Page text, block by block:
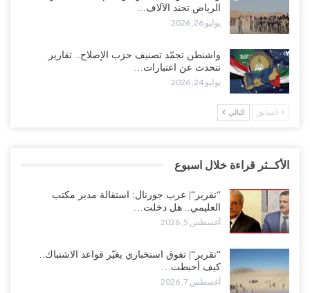
الرياض تجند الآلاف…
يوليو 26, 2026
واشنطن تجمّد تصنيف حزب الإصلاح.. تقارير
تتحدث عن اعتبارات…
يوليو 24, 2026
السابق التالي
الأكــثر قراءة خلال اسبوع
“تقرير“| عرب جورنال: استقالة مدير مكتب
العليمي.. هل دخلت…
أغسطس 5, 2026
“تقرير“| تفوق استخباري يغيّر قواعد الاشتباك..
كيف أحبطت…
أغسطس 7, 2026